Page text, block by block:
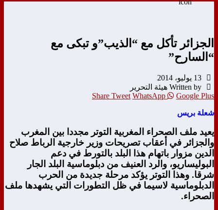
الجزائر تأكل مع “الذيب”و تبكى مع
“السارح”
13 يوليو، 2014
Written by هيئة التحرير
Share Tweet WhatsApp Google Plus
شعلة بريس
يعيد ملف الصحراء المغربية التوتر مجددا بين المغرب
والجزائر في أعقاب تصريحات وزير خارجية الرباط صلاح
الدين مزوار باتهام هذا البلد بالتورط في دعم
البوليساريو، والرد العنيف من دبلوماسية البلد الجار
شرقا. وهذا التوتر يؤكد مرحلة جديدة من الحرب
الدبلوماسية لاسيما في ظل التطورات التي يشهدها ملف
الصحراء.